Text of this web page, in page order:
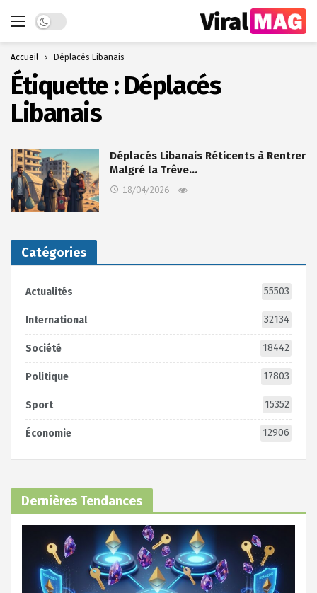
Dark mode
Accueil Déplacés Libanais
Étiquette : Déplacés
Libanais
Déplacés Libanais Réticents à Rentrer
Malgré la Trêve…
18/04/2026
Catégories
Actualités 55503
International 32134
Société 18442
Politique 17803
Sport 15352
Économie 12906
Dernières Tendances